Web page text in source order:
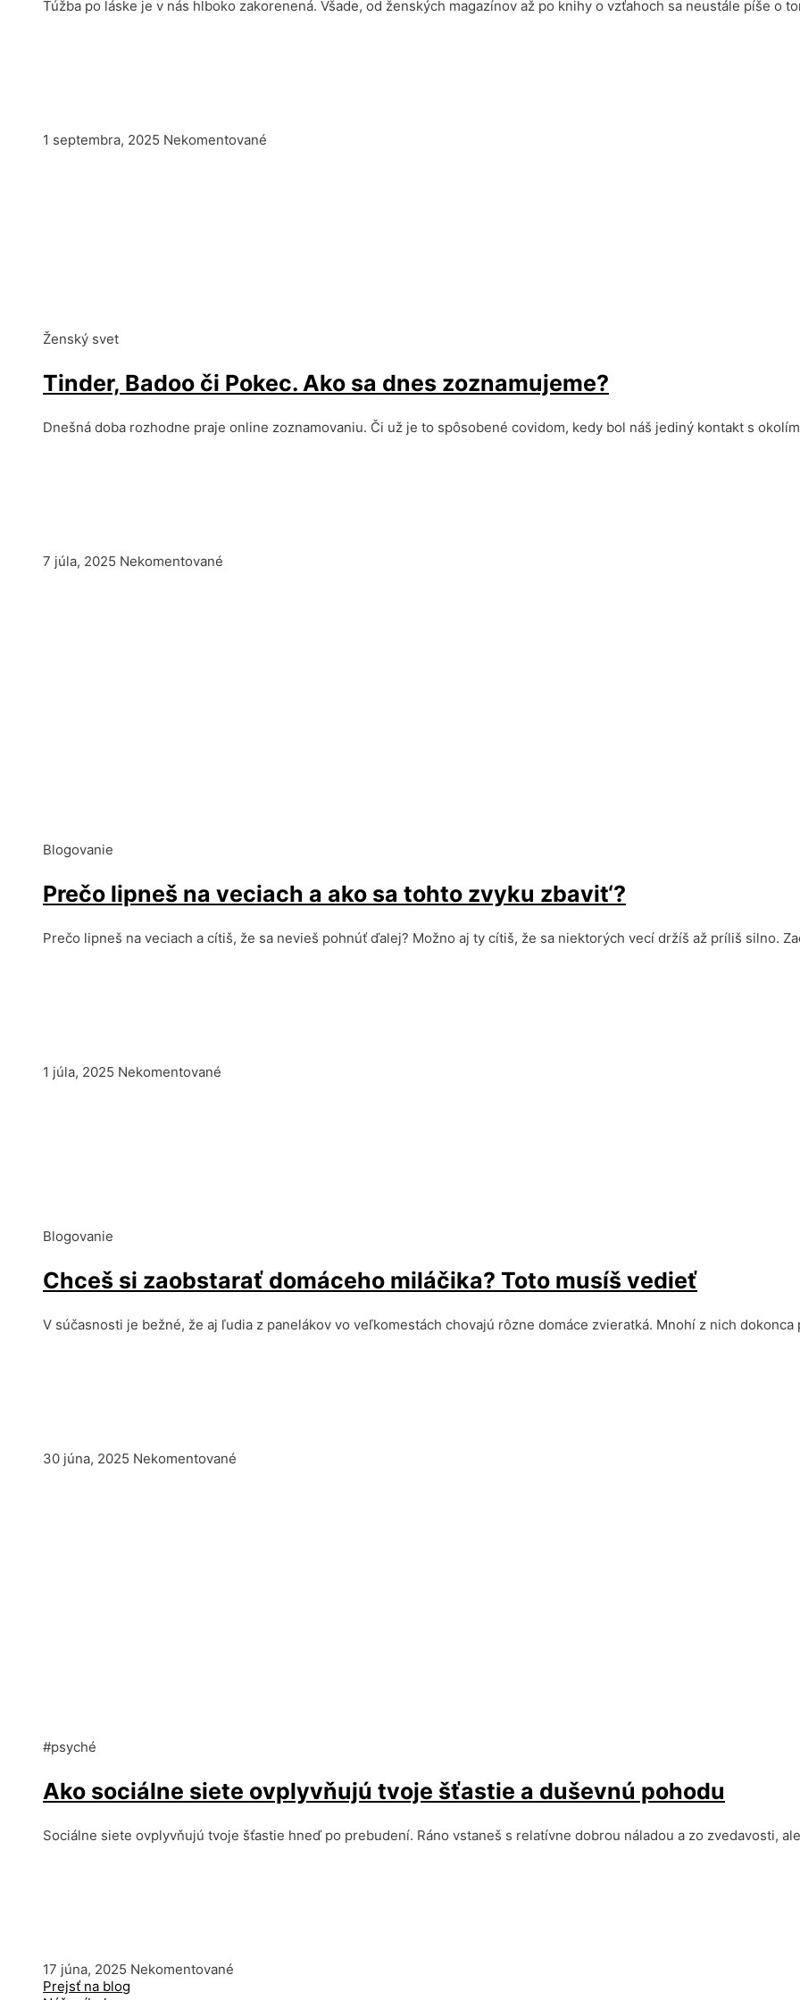
Túžba po láske je v nás hlboko zakorenená. Všade, od ženských magazínov až po knihy o vzťahoch sa neustále píše o
1 septembra, 2025 Nekomentované
Ženský svet
Tinder, Badoo či Pokec. Ako sa dnes zoznamujeme?
Dnešná doba rozhodne praje online zoznamovaniu. Či už je to spôsobené covidom, kedy bol náš jediný kontakt s
7 júla, 2025 Nekomentované
Blogovanie
Prečo lipneš na veciach a ako sa tohto zvyku zbavit‘?
Prečo lipneš na veciach a cítiš, že sa nevieš pohnúť ďalej? Možno aj ty cítiš, že sa niektorých vecí držíš až príliš silno.
1 júla, 2025 Nekomentované
Blogovanie
Chceš si zaobstarať domáceho miláčika? Toto musíš vedieť
V súčasnosti je bežné, že aj ľudia z panelákov vo veľkomestách chovajú rôzne domáce zvieratká. Mnohí z nich
30 júna, 2025 Nekomentované
#psyché
Ako sociálne siete ovplyvňujú tvoje šťastie a duševnú pohodu
Sociálne siete ovplyvňujú tvoje šťastie hneď po prebudení. Ráno vstaneš s relatívne dobrou náladou a zo zvedavosti,
17 júna, 2025 Nekomentované
Prejsť na blog